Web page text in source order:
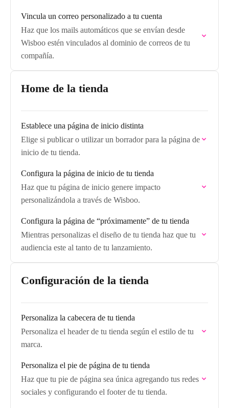
Vincula un correo personalizado a tu cuenta
Haz que los mails automáticos que se envían desde
Wisboo estén vinculados al dominio de correos de tu
compañía.
Home de la tienda
Establece una página de inicio distinta
Elige si publicar o utilizar un borrador para la página de
inicio de tu tienda.
Configura la página de inicio de tu tienda
Haz que tu página de inicio genere impacto
personalizándola a través de Wisboo.
Configura la página de “próximamente” de tu tienda
Mientras personalizas el diseño de tu tienda haz que tu
audiencia este al tanto de tu lanzamiento.
Configuración de la tienda
Personaliza la cabecera de tu tienda
Personaliza el header de tu tienda según el estilo de tu
marca.
Personaliza el pie de página de tu tienda
Haz que tu pie de página sea única agregando tus redes
sociales y configurando el footer de tu tienda.